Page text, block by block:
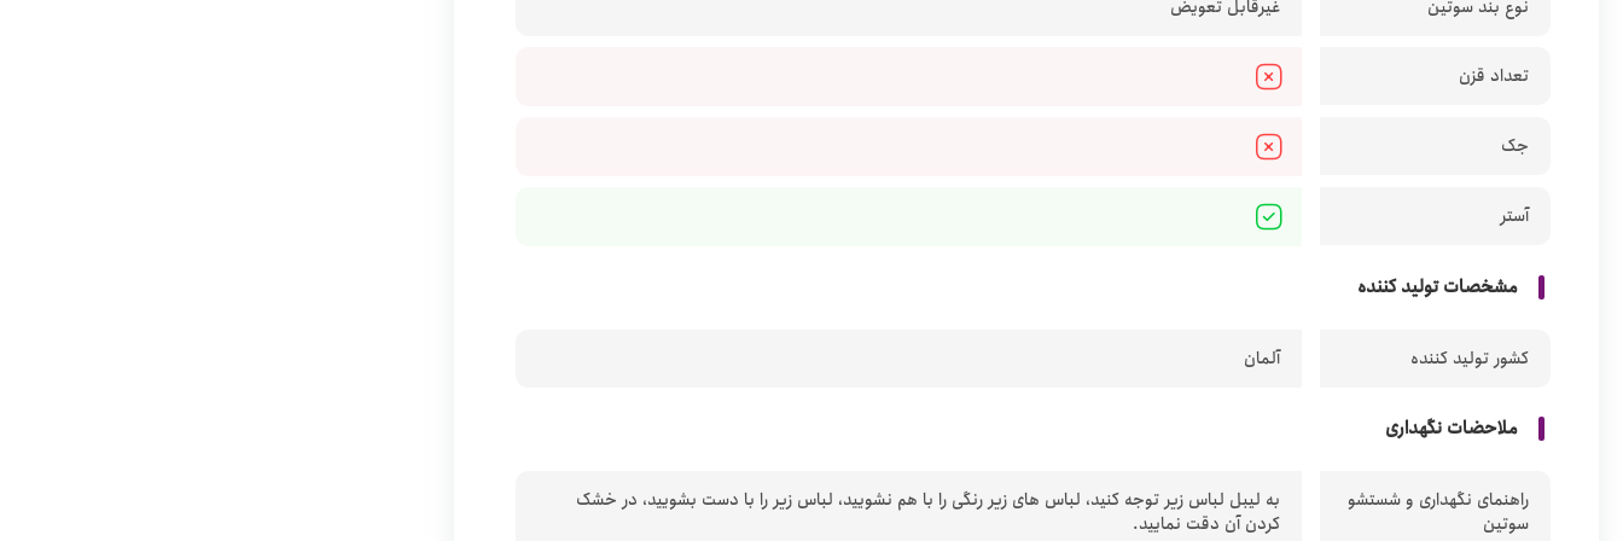
نوع بند سوتین غیرقابل تعویض
تعداد قزن
جک
آستر
مشخصات تولید کننده
کشور تولید کننده آلمان
ملاحضات نگهداری
راهنمای نگهداری و شستشو
سوتین
به لیبل لباس زیر توجه کنید، لباس های زیر رنگی را با هم نشویید، لباس زیر را با دست بشویید، در خشک
کردن آن دقت نمایید.